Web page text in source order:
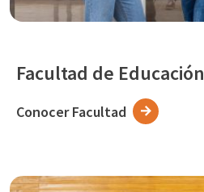
Facultad de Educación
Conocer Facultad